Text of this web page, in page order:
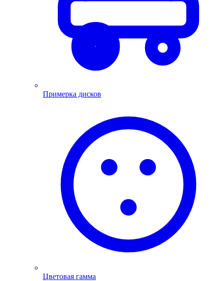
Примерка дисков
Цветовая гамма